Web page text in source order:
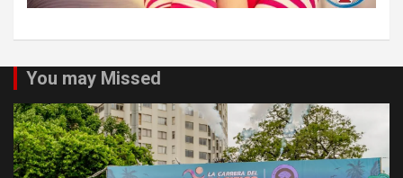
You may Missed